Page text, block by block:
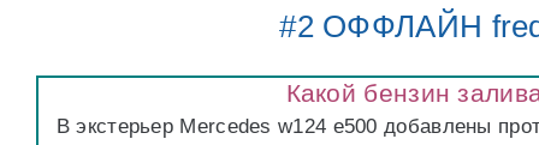
#2 ОФФЛАЙН
Какой бензин
В экстерьер Mercedes w124 e500 добавлены